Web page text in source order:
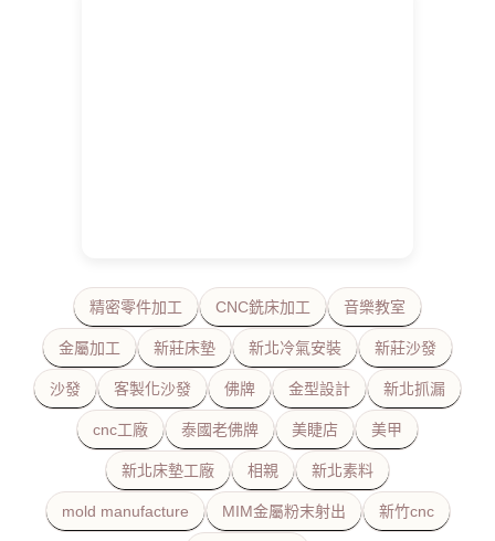
精密零件加工 CNC銑床加工 音樂教室
金屬加工 新莊床墊 新北冷氣安裝 新莊沙發
沙發 客製化沙發 佛牌 金型設計 新北抓漏
cnc工廠 泰國老佛牌 美睫店 美甲
新北床墊工廠 相親 新北素料
mold manufacture MIM金屬粉末射出 新竹cnc